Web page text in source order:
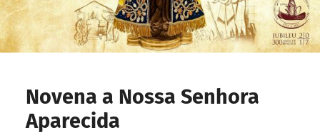
Novena a Nossa Senhora
Aparecida